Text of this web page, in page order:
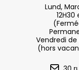
Lund,
12H30
Vendredi de
(hors